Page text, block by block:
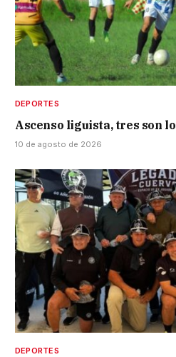
DEPORTES
Ascenso liguista, tres son
10 de agosto de 2026
DEPORTES